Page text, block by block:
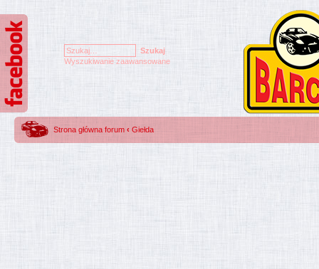
Wyszukiwanie zaawansowane
Strona główna forum ‹ Giełda